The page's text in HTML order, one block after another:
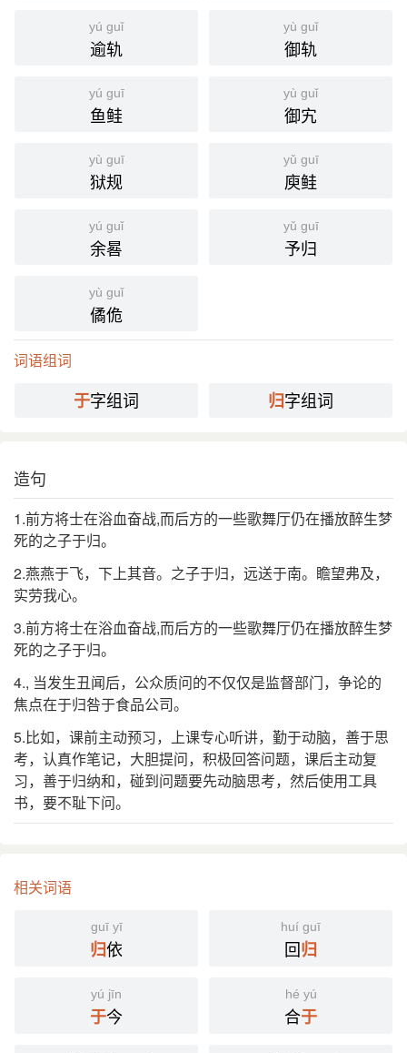
完娶。」
yú guǐ
逾轨
yù guǐ
御轨
yú guī
鱼鲑
yù guǐ
御宄
yù guī
狱规
yǔ guī
庾鲑
yú guǐ
余晷
yǔ guī
予归
yù guǐ
僪佹
词语组词
于字组词 归字组词
造句
1.前方将士在浴血奋战,而后方的一些歌舞厅仍在播放醉生梦
死的之子于归。
2.燕燕于飞，下上其音。之子于归，远送于南。瞻望弗及，
实劳我心。
3.前方将士在浴血奋战,而后方的一些歌舞厅仍在播放醉生梦
死的之子于归。
4., 当发生丑闻后，公众质问的不仅仅是监督部门，争论的
焦点在于归咎于食品公司。
5.比如，课前主动预习，上课专心听讲，勤于动脑，善于思
考，认真作笔记，大胆提问，积极回答问题，课后主动复
习，善于归纳和，碰到问题要先动脑思考，然后使用工具
书，要不耻下问。
相关词语
guī yī
归依
huí guī
回归
yú jīn
于今
hé yú
合于